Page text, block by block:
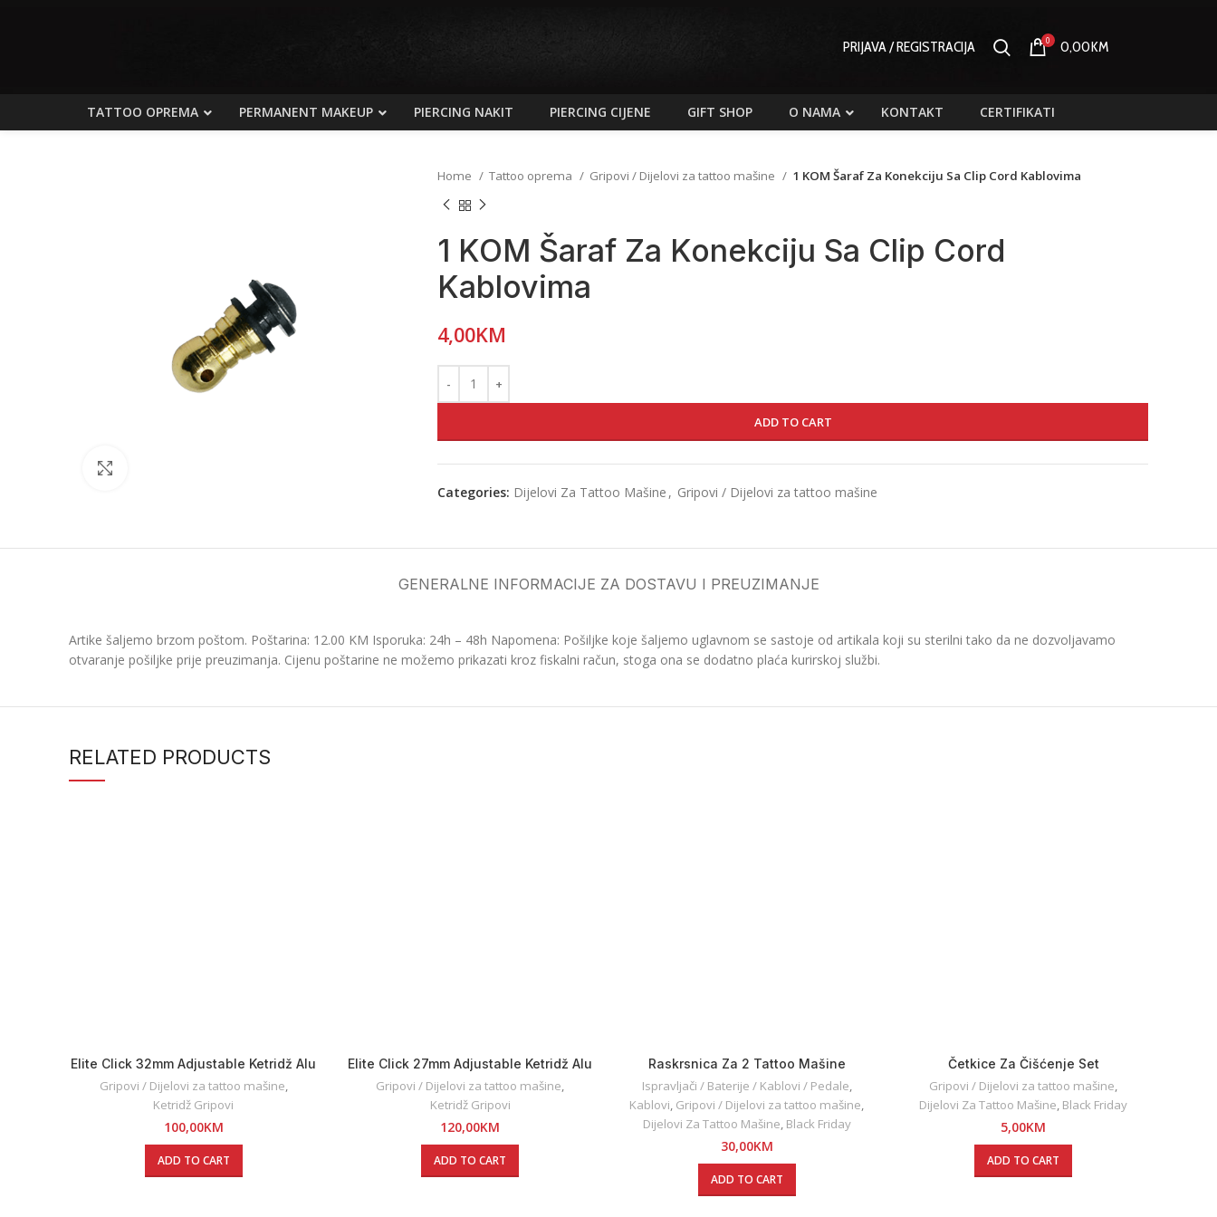
PRIJAVA / REGISTRACIJA 0 0,00KM
TATTOO OPREMA PERMANENT MAKEUP PIERCING NAKIT PIERCING CIJENE GIFT SHOP O NAMA KONTAKT CERTIFIKATI
Home Tattoo oprema Gripovi / Dijelovi za tattoo mašine 1 KOM Šaraf Za Konekciju Sa Clip Cord Kablovima
1 KOM Šaraf Za Konekciju Sa Clip Cord
Kablovima
4,00KM
ADD TO CART
Categories: Dijelovi Za Tattoo Mašine , Gripovi / Dijelovi za tattoo mašine
GENERALNE INFORMACIJE ZA DOSTAVU I PREUZIMANJE
Artike šaljemo brzom poštom. Poštarina: 12.00 KM Isporuka: 24h – 48h Napomena: Pošiljke koje šaljemo uglavnom se sastoje od artikala koji su sterilni tako da ne dozvoljavamo
otvaranje pošiljke prije preuzimanja. Cijenu poštarine ne možemo prikazati kroz fiskalni račun, stoga ona se dodatno plaća kurirskoj službi.
RELATED PRODUCTS
Elite Click 32mm Adjustable Ketridž Alu
Grip
Gripovi / Dijelovi za tattoo mašine,
Ketridž Gripovi
100,00KM
ADD TO CART
Elite Click 27mm Adjustable Ketridž Alu
Grip
Gripovi / Dijelovi za tattoo mašine,
Ketridž Gripovi
120,00KM
ADD TO CART
Raskrsnica Za 2 Tattoo Mašine
Ispravljači / Baterije / Kablovi / Pedale,
Kablovi, Gripovi / Dijelovi za tattoo mašine,
Dijelovi Za Tattoo Mašine, Black Friday
30,00KM
ADD TO CART
Četkice Za Čišćenje Set
Gripovi / Dijelovi za tattoo mašine,
Dijelovi Za Tattoo Mašine, Black Friday
5,00KM
ADD TO CART